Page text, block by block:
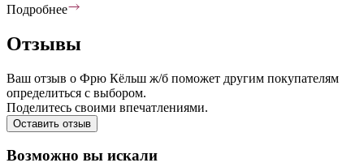
Подробнее
Отзывы
Ваш отзыв о Фрю Кёльш ж/б поможет другим покупателям
определиться с выбором.
Поделитесь своими впечатлениями.
Оставить отзыв
Возможно вы искали